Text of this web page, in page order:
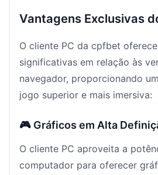
Vantagens Exclusivas
O cliente PC da cpfbet
significativas em relação às
navegador, proporcionando
jogo superior e mais imersiva:
🎮 Gráficos em Alta
O cliente PC aproveita a
computador para oferecer